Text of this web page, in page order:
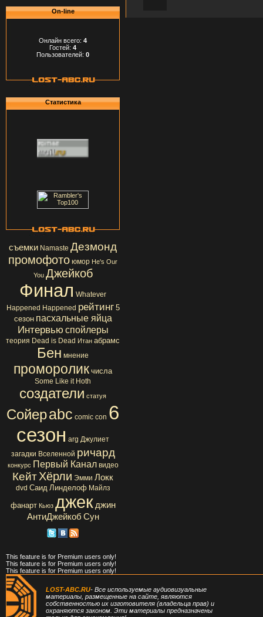
On-line
Онлайн всего: 4
Гостей: 4
Пользователей: 0
Статистика
съемки Namaste Дезмонд
промофото юмор He's Our
You Джейкоб
Финал Whatever
Happened Happened рейтинг 5
сезон пасхальные яйца
Интервью спойлеры
теория Dead is Dead Итан абрамс
Бен мнение
проморолик числа
Some Like it Hoth
создатели статуя
Сойерabc comic con 6
сезон arg Джулиет
загадки Вселенной ричард
конкурс Первый Канал видео
КейтХёрли Эмми Локк
dvd Саид Линделоф Майлз
фанарт Кьюз джек джин
АнтиДжейкоб Сун
This feature is for Premium users only!
This feature is for Premium users only!
This feature is for Premium users only!
LOST-ABC.RU- Все используемые аудиовизуальные
материалы, размещенные на сайте, являются
собственностью их изготовителя (владельца прав) и
охраняются законом. Эти материалы предназначены